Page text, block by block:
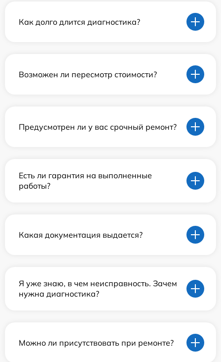
Как долго длится диагностика?
Возможен ли пересмотр стоимости?
Предусмотрен ли у вас срочный ремонт?
Есть ли гарантия на выполненные
работы?
Какая документация выдается?
Я уже знаю, в чем неисправность. Зачем
нужна диагностика?
Можно ли присутствовать при ремонте?